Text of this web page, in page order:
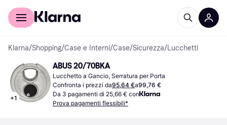
Per il tuo shopping
Klarna/Shopping/Case e Interni/Case/Sicurezza/Lucchetti
+1
ABUS 20/70BKA
Lucchetto a Gancio, Serratura per Porta
Confronta i prezzi da95,64 €a99,76 €
Da 3 pagamenti di 25,66 € con
Prova pagamenti flessibili*